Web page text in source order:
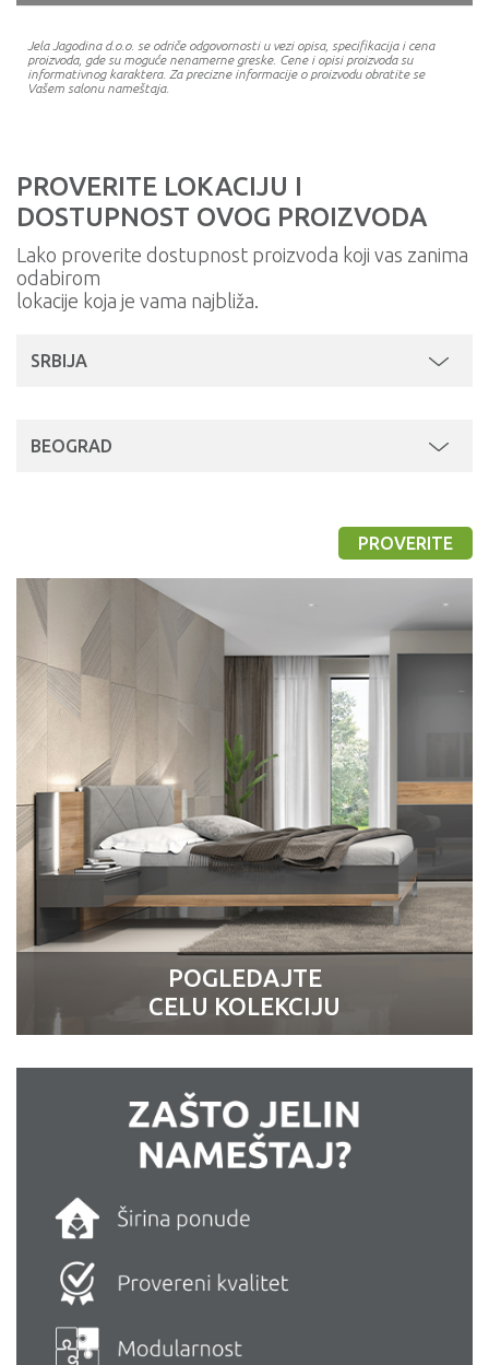
Jela Jagodina d.o.o. se odriče odgovornosti u vezi opisa, specifikacija i cena
proizvoda, gde su moguće nenamerne greske. Cene i opisi proizvoda su
informativnog karaktera. Za precizne informacije o proizvodu obratite se
Vašem salonu nameštaja.
PROVERITE LOKACIJU I
DOSTUPNOST OVOG PROIZVODA
Lako proverite dostupnost proizvoda koji vas zanima
odabirom
lokacije koja je vama najbliža.
SRBIJA
BEOGRAD
PROVERITE
POGLEDAJTE
CELU KOLEKCIJU